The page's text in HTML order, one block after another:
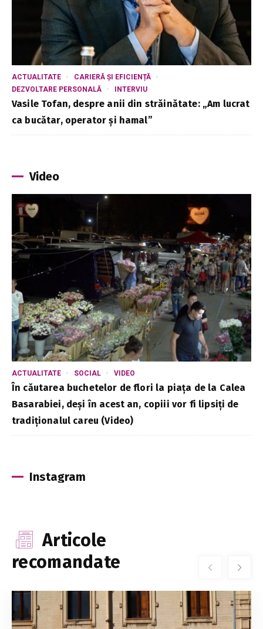
ACTUALITATE
CARIERĂ ȘI EFICIENȚĂ
DEZVOLTARE PERSONALĂ
INTERVIU
Vasile Tofan, despre anii din străinătate: „Am lucrat
ca bucătar, operator și hamal”
Video
ACTUALITATE SOCIAL VIDEO
În căutarea buchetelor de flori la piața de la Calea
Basarabiei, deși în acest an, copiii vor fi lipsiți de
tradiționalul careu (Video)
Instagram
Articole
recomandate